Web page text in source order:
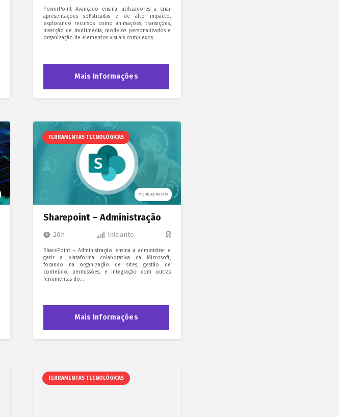
PowerPoint Avançado ensina utilizadores a criar
apresentações sofisticadas e de alto impacto,
explorando recursos como animações, transições,
inserção de multimédia, modelos personalizados e
organização de elementos visuais complexos.
Mais Informações
FERRAMENTAS TECNOLÓGICAS
MODELO: MISTO
Sharepoint – Administração
20h Iniciante
SharePoint – Administração ensina a administrar e
gerir a plataforma colaborativa da Microsoft,
focando na organização de sites, gestão de
conteúdo, permissões, e integração com outras
ferramentas do…
Mais Informações
FERRAMENTAS TECNOLÓGICAS